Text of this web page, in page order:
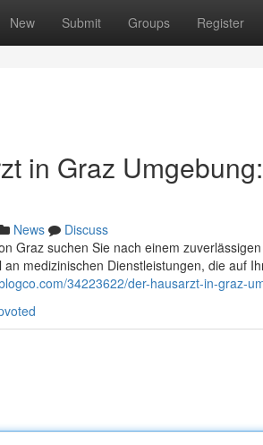
New Submit Groups Register
in Graz
News
Discuss
Graz suchen Sie nach einem
medizinischen Dienstleistungen, die auf
34223622/der-hausarzt-in-graz-